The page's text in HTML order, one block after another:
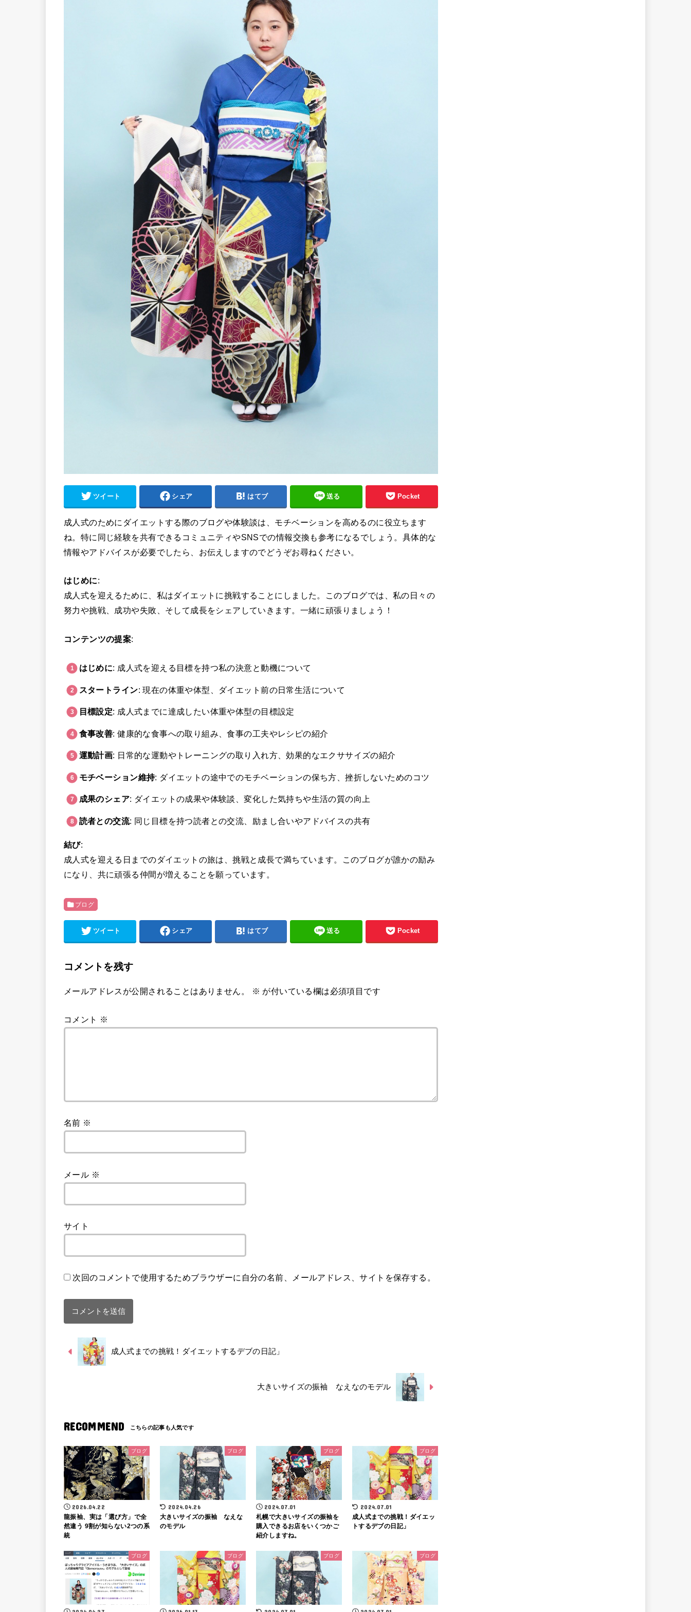
ツイート シェア はてブ 送る Pocket
成人式のためにダイエットする際のブログや体験談は、モチベーションを高めるのに役立ちます
ね。特に同じ経験を共有できるコミュニティやSNSでの情報交換も参考になるでしょう。具体的な
情報やアドバイスが必要でしたら、お伝えしますのでどうぞお尋ねください。
はじめに:
成人式を迎えるために、私はダイエットに挑戦することにしました。このブログでは、私の日々の
努力や挑戦、成功や失敗、そして成長をシェアしていきます。一緒に頑張りましょう！
コンテンツの提案:
はじめに: 成人式を迎える目標を持つ私の決意と動機について
スタートライン: 現在の体重や体型、ダイエット前の日常生活について
目標設定: 成人式までに達成したい体重や体型の目標設定
食事改善: 健康的な食事への取り組み、食事の工夫やレシピの紹介
運動計画: 日常的な運動やトレーニングの取り入れ方、効果的なエクササイズの紹介
モチベーション維持: ダイエットの途中でのモチベーションの保ち方、挫折しないためのコツ
成果のシェア: ダイエットの成果や体験談、変化した気持ちや生活の質の向上
読者との交流: 同じ目標を持つ読者との交流、励まし合いやアドバイスの共有
結び:
成人式を迎える日までのダイエットの旅は、挑戦と成長で満ちています。このブログが誰かの励み
になり、共に頑張る仲間が増えることを願っています。
ブログ
ツイート シェア はてブ 送る Pocket
コメントを残す
メールアドレスが公開されることはありません。 ※ が付いている欄は必須項目です
コメント ※
名前 ※
メール ※
サイト
次回のコメントで使用するためブラウザーに自分の名前、メールアドレス、サイトを保存する。
成人式までの挑戦！ダイエットするデブの日記」
大きいサイズの振袖 なえなのモデル
RECOMMEND
ブログ
2026.04.22
龍振袖、実は「選び方」で全
然違う 9割が知らない2つの系
統
ブログ
2024.04.26
大きいサイズの振袖 なえな
のモデル
ブログ
2024.07.01
札幌で大きいサイズの振袖を
購入できるお店をいくつかご
紹介しますね。
ブログ
2024.07.01
成人式までの挑戦！ダイエッ
トするデブの日記」
ブログ ブログ ブログ ブログ